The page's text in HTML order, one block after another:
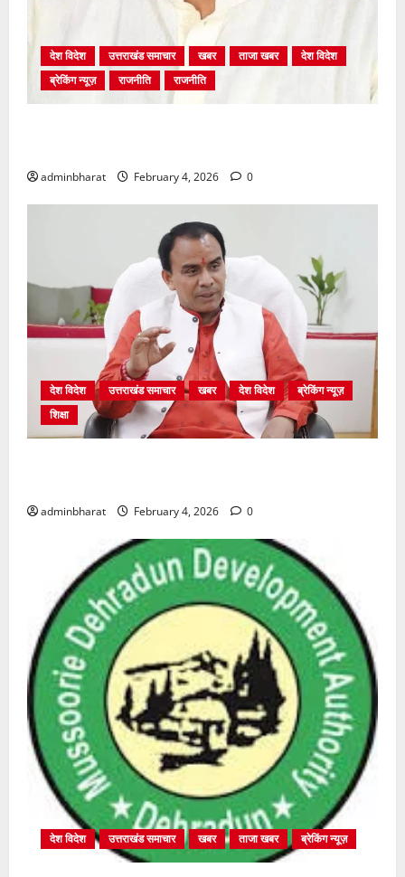
देश विदेश उत्तराखंड समाचार खबर ताजा खबर
देश विदेश
ब्रेकिंग न्यूज़
राजनीति राजनीति
adminbharat February 4, 2026 0
देश विदेश उत्तराखंड समाचार खबर देश विदेश
ब्रेकिंग न्यूज़
शिक्षा
adminbharat February 4, 2026 0
देश विदेश उत्तराखंड समाचार खबर ताजा खबर ब्रेकिंग न्यूज़